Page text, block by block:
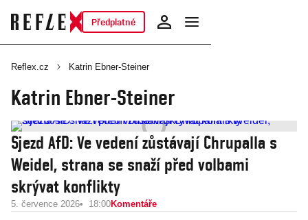
Předplatné
Reflex.cz Katrin Ebner-Steiner
Katrin Ebner-Steiner
Sjezd AfD: Ve vedení zůstávají Chrupalla s
Weidel, strana se snaží před volbami
skrývat konflikty
5. července 2026 18:00Komentáře